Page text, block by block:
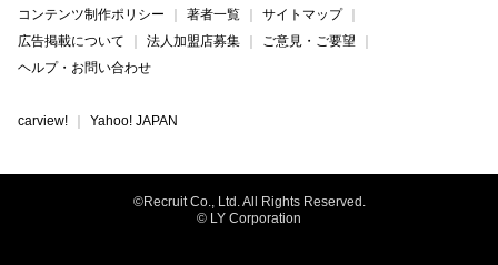
コンテンツ制作ポリシー
著者一覧
サイトマップ
広告掲載について
法人加盟店募集
ご意見・ご要望
ヘルプ・お問い合わせ
carview! Yahoo! JAPAN
©Recruit Co., Ltd. All Rights Reserved.
© LY Corporation